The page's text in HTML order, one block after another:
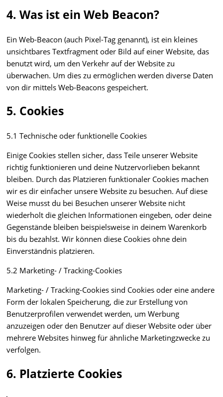
4. Was ist ein Web Beacon?
Ein Web-Beacon (auch Pixel-Tag genannt), ist ein kleines
unsichtbares Textfragment oder Bild auf einer Website, das
benutzt wird, um den Verkehr auf der Website zu
überwachen. Um dies zu ermöglichen werden diverse Daten
von dir mittels Web-Beacons gespeichert.
5. Cookies
5.1 Technische oder funktionelle Cookies
Einige Cookies stellen sicher, dass Teile unserer Website
richtig funktionieren und deine Nutzervorlieben bekannt
bleiben. Durch das Platzieren funktionaler Cookies machen
wir es dir einfacher unsere Website zu besuchen. Auf diese
Weise musst du bei Besuchen unserer Website nicht
wiederholt die gleichen Informationen eingeben, oder deine
Gegenstände bleiben beispielsweise in deinem Warenkorb
bis du bezahlst. Wir können diese Cookies ohne dein
Einverständnis platzieren.
5.2 Marketing- / Tracking-Cookies
Marketing- / Tracking-Cookies sind Cookies oder eine andere
Form der lokalen Speicherung, die zur Erstellung von
Benutzerprofilen verwendet werden, um Werbung
anzuzeigen oder den Benutzer auf dieser Website oder über
mehrere Websites hinweg für ähnliche Marketingzwecke zu
verfolgen.
6. Platzierte Cookies